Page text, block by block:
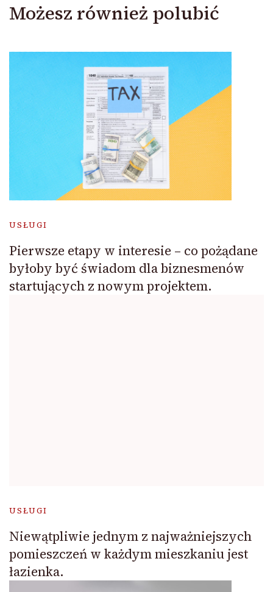
Możesz również polubić
USŁUGI
Pierwsze etapy w interesie – co pożądane
byłoby być świadom dla biznesmenów
startujących z nowym projektem.
USŁUGI
Niewątpliwie jednym z najważniejszych
pomieszczeń w każdym mieszkaniu jest
łazienka.